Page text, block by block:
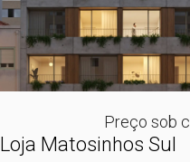
Preço sob
Loja Matosinhos Sul